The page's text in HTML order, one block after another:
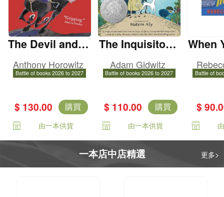
The Devil and H
is Boy
Anthony Horowitz
Battle of books 2026 to 2027
$ 130.00 購買
由一本供貨
The Inquisitor's
Tale
Adam Gidwitz
Battle of books 2026 to 2027
$ 110.00 購買
由一本供貨
When
Battle of
$
一本店中店精選 更多>